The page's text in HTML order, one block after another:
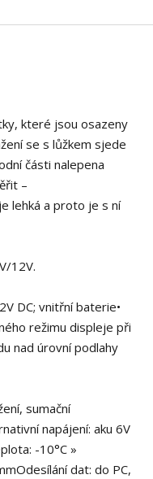
které jsou osazeny
se s lůžkem sjede
části nalepena
–
lehká a proto je s ní
12V.
DC; vnitřní baterie•
režimu displeje při
nad úrovní podlahy
sumační
napájení: aku 6V
-10°C »
dat: do PC,